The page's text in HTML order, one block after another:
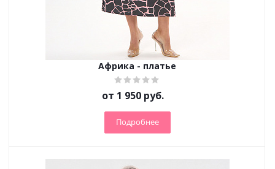
Африка - платье
от 1 950 руб.
Подробнее